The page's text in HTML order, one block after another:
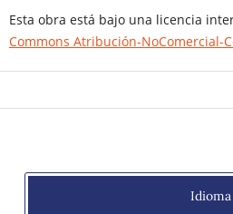
Esta obra está bajo una licencia
Commons Atribución-NoComercial-
Idioma